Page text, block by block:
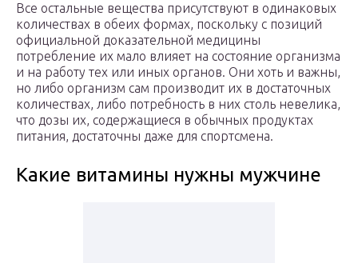
Все остальные вещества присутствуют в одинаковых
количествах в обеих формах, поскольку с позиций
официальной доказательной медицины
потребление их мало влияет на состояние организма
и на работу тех или иных органов. Они хоть и важны,
но либо организм сам производит их в достаточных
количествах, либо потребность в них столь невелика,
что дозы их, содержащиеся в обычных продуктах
питания, достаточны даже для спортсмена.
Какие витамины нужны мужчине